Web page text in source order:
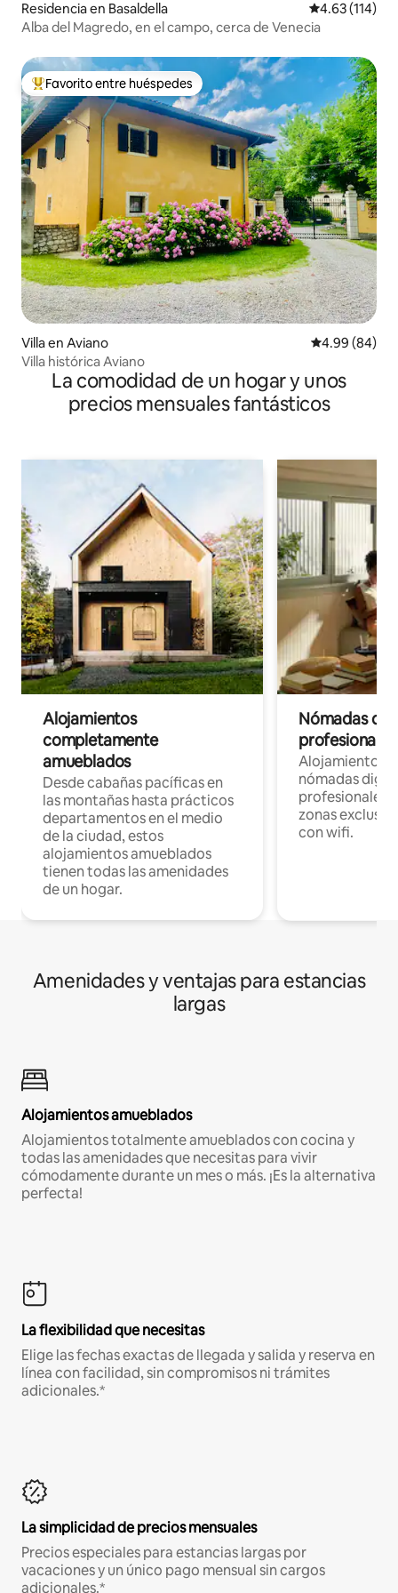
Residencia en Basaldella Calificación
4.63 (114)
Alba del Magredo, en el campo, cerca de Venecia
De los mejores en Favorito entre huéspedes
Favorito entre huéspedes
Villa en Aviano Calificación
4.99 (84)
Villa histórica Aviano
La comodidad de un hogar y unos
precios mensuales fantásticos
Alojamientos
completamente
amueblados
Desde cabañas pacíficas en
las montañas hasta prácticos
departamentos en el medio
de la ciudad, estos
alojamientos amueblados
tienen todas las amenidades
de un hogar.
Nómadas
Alojamientos
nómadas
profesionales
zonas
con wifi.
Amenidades y ventajas para estancias
largas
Alojamientos amueblados
Alojamientos totalmente amueblados con cocina y
todas las amenidades que necesitas para vivir
cómodamente durante un mes o más. ¡Es la alternativa
perfecta!
La flexibilidad que necesitas
Elige las fechas exactas de llegada y salida y reserva en
línea con facilidad, sin compromisos ni trámites
adicionales.*
La simplicidad de precios mensuales
Precios especiales para estancias largas por
vacaciones y un único pago mensual sin cargos
adicionales.*